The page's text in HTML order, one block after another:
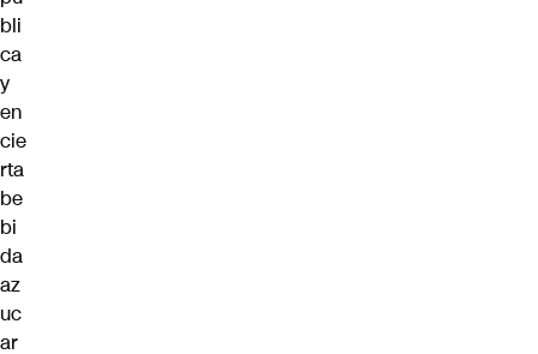
bli
ca
y
en
cie
rta
be
bi
da
az
uc
ar